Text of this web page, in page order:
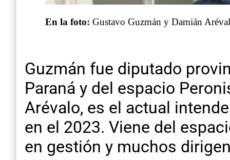
En la foto: Gustavo Guzmán y Damián
Guzmán fue diputado
Paraná y del espacio
Arévalo, es el actual
en el 2023. Viene del
en gestión y muchos